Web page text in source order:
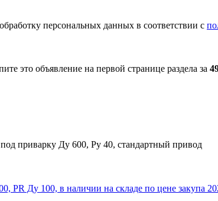
персональных данных в соответствии с
это объявление на первой странице раздела за
привapку Ду 600, Ру 40, стaндapтный привод
Ду 100, в н​аличии на складе по цене​ закупа